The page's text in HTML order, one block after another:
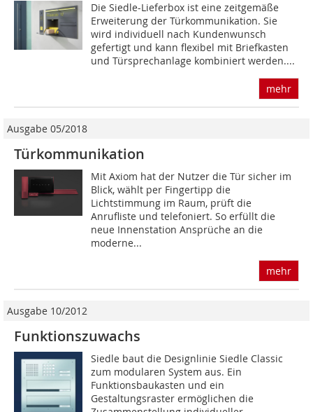
Die Siedle-Lieferbox ist eine zeitgemäße
Erweiterung der Türkommunikation. Sie
wird individuell nach Kundenwunsch
gefertigt und kann flexibel mit Briefkasten
und Türsprechanlage kombiniert werden....
mehr
Ausgabe 05/2018
Türkommunikation
Mit Axiom hat der Nutzer die Tür sicher im
Blick, wählt per Fingertipp die
Lichtstimmung im Raum, prüft die
Anrufliste und telefoniert. So erfüllt die
neue Innenstation Ansprüche an die
moderne...
mehr
Ausgabe 10/2012
Funktionszuwachs
Siedle baut die Designlinie Siedle Classic
zum modularen System aus. Ein
Funktionsbaukasten und ein
Gestaltungsraster ermöglichen die